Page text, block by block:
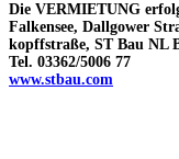
Die VERMIETUNG
Falkensee, Dallgower
kopffstraße, ST Bau NL
Tel. 03362/5006 77
www.stbau.com